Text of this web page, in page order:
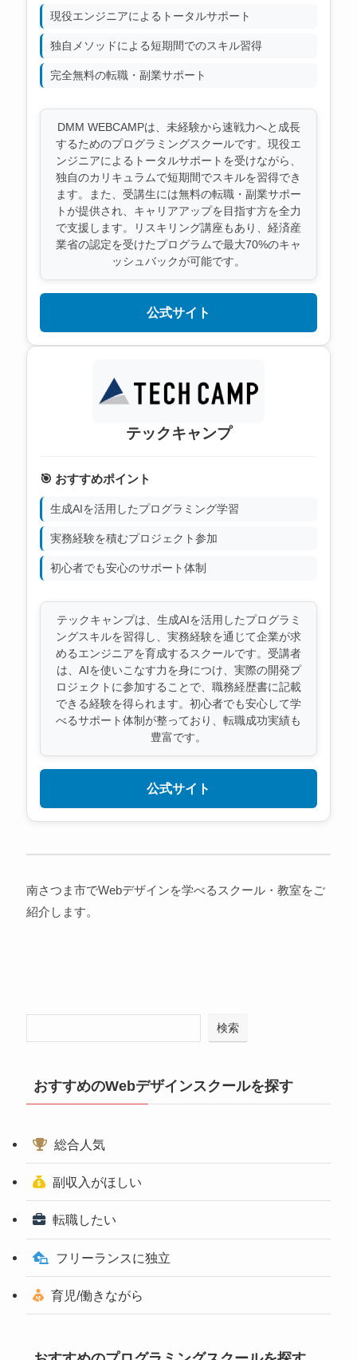
現役エンジニアによるトータルサポート
独自メソッドによる短期間でのスキル習得
完全無料の転職・副業サポート
DMM WEBCAMPは、未経験から速戦力へと成長
するためのプログラミングスクールです。現役エ
ンジニアによるトータルサポートを受けながら、
独自のカリキュラムで短期間でスキルを習得でき
ます。また、受講生には無料の転職・副業サポー
トが提供され、キャリアアップを目指す方を全力
で支援します。リスキリング講座もあり、経済産
業省の認定を受けたプログラムで最大70%のキャ
ッシュバックが可能です。
公式サイト
テックキャンプ
🎯 おすすめポイント
生成AIを活用したプログラミング学習
実務経験を積むプロジェクト参加
初心者でも安心のサポート体制
テックキャンプは、生成AIを活用したプログラミ
ングスキルを習得し、実務経験を通じて企業が求
めるエンジニアを育成するスクールです。受講者
は、AIを使いこなす力を身につけ、実際の開発プ
ロジェクトに参加することで、職務経歴書に記載
できる経験を得られます。初心者でも安心して学
べるサポート体制が整っており、転職成功実績も
豊富です。
公式サイト
南さつま市でWebデザインを学べるスクール・教室をご
紹介します。
検索
おすすめのWebデザインスクールを探す
総合人気
副収入がほしい
転職したい
フリーランスに独立
育児/働きながら